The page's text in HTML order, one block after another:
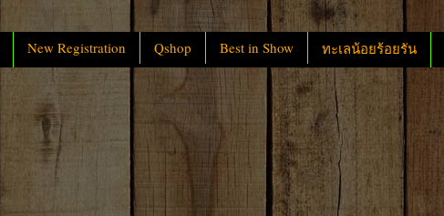
New Registration Qshop Best in Show ทะเลน้อยร้อยรัน